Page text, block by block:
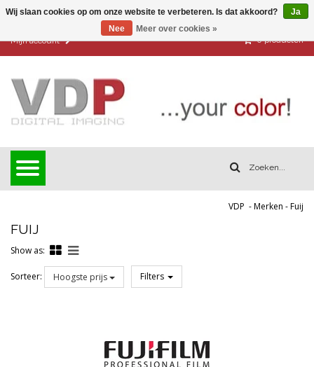
Mijn account 0 producten
VDP -Merken -Fuij
FUIJ
Show as:
Sorteer: Hoogste prijs Filters
Wij slaan cookies op om onze website te verbeteren. Is dat akkoord?
Ja
Nee
Meer over cookies »